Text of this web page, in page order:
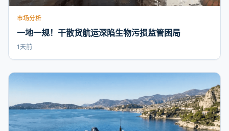
市场分析
一地一规！干散货航运深陷生物污损监管困局
1天前